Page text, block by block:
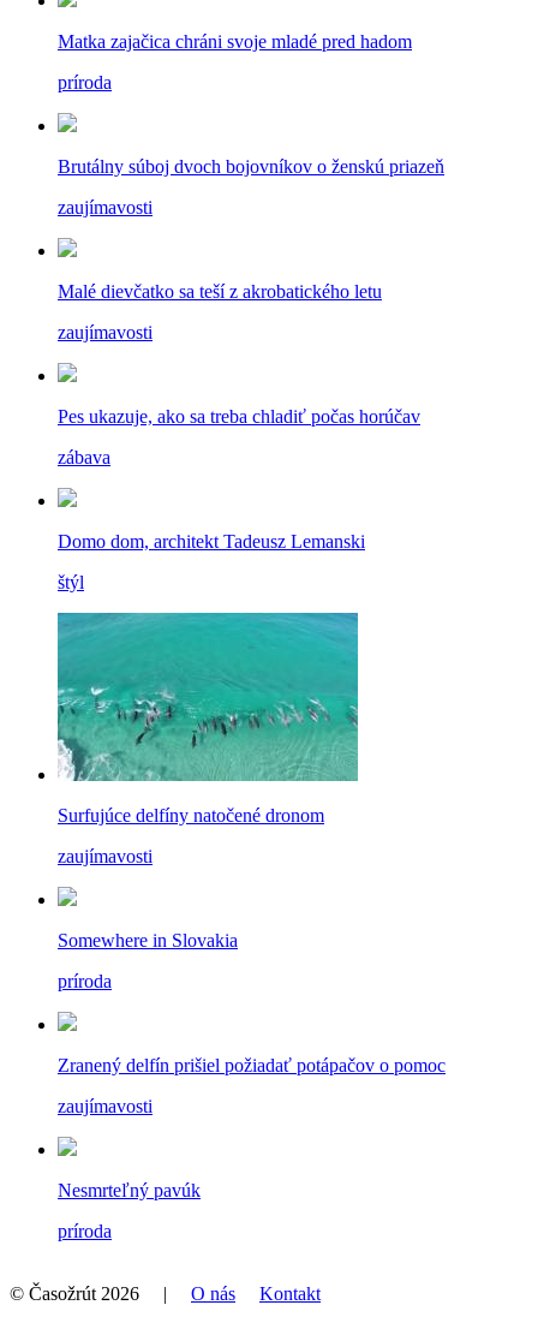
Matka zajačica chráni svoje mladé pred hadom
príroda
Brutálny súboj dvoch bojovníkov o ženskú priazeň
zaujímavosti
Malé dievčatko sa teší z akrobatického letu
zaujímavosti
Pes ukazuje, ako sa treba chladiť počas horúčav
zábava
Domo dom, architekt Tadeusz Lemanski
štýl
Surfujúce delfíny natočené dronom
zaujímavosti
Somewhere in Slovakia
príroda
Zranený delfín prišiel požiadať potápačov o pomoc
zaujímavosti
Nesmrteľný pavúk
príroda
© Časožrút 2026 | O nás Kontakt